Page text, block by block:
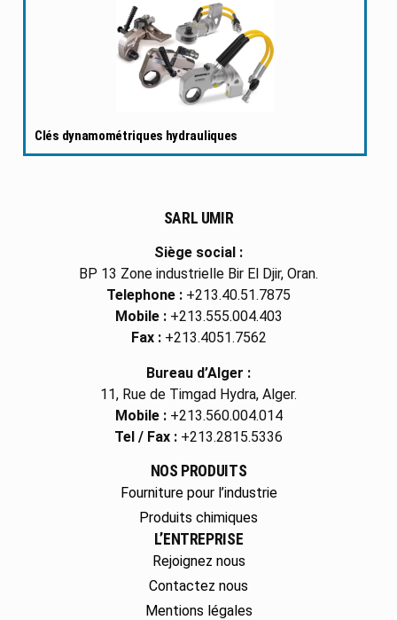
Clés dynamométriques hydrauliques
SARL UMIR
Siège social :
BP 13 Zone industrielle Bir El Djir, Oran.
Telephone : +213.40.51.7875
Mobile :+213.555.004.403
Fax :+213.4051.7562
Bureau d’Alger :
11, Rue de Timgad Hydra, Alger.
Mobile :+213.560.004.014
Tel / Fax : +213.2815.5336
NOS PRODUITS
Fourniture pour l’industrie
Produits chimiques
L’ENTREPRISE
Rejoignez nous
Contactez nous
Mentions légales